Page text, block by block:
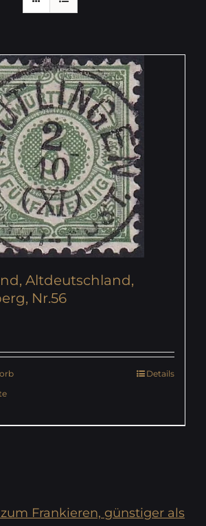
Altdeutschland,
Nr.56
Details
Frankieren, günstiger als